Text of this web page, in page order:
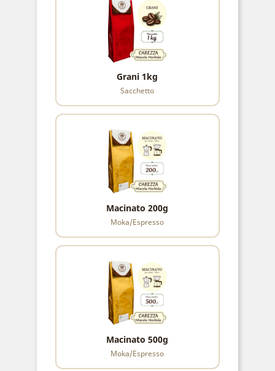
Grani 1kg
Sacchetto
Macinato 200g
Moka/Espresso
Macinato 500g
Moka/Espresso